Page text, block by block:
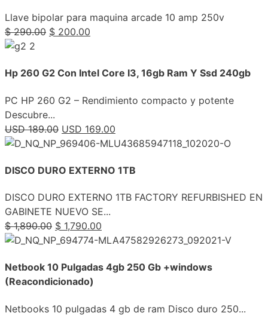
Llave bipolar para maquina arcade 10 amp 250v
$290.00 $ 200.00
Hp 260 G2 Con Intel Core I3, 16gb Ram Y Ssd 240gb
PC HP 260 G2 – Rendimiento compacto y potente
Descubre...
USD189.00 USD 169.00
DISCO DURO EXTERNO 1TB
DISCO DURO EXTERNO 1TB FACTORY REFURBISHED EN
GABINETE NUEVO SE...
$1,890.00 $ 1,790.00
Netbook 10 Pulgadas 4gb 250 Gb +windows
(Reacondicionado)
Netbooks 10 pulgadas 4 gb de ram Disco duro 250...